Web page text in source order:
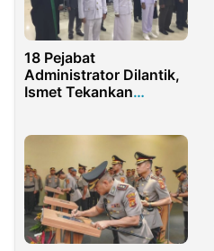
18 Pejabat
Administrator Dilantik,
Ismet Tekankan